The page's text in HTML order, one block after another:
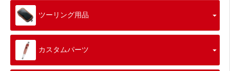
ツーリング用品
カスタムパーツ